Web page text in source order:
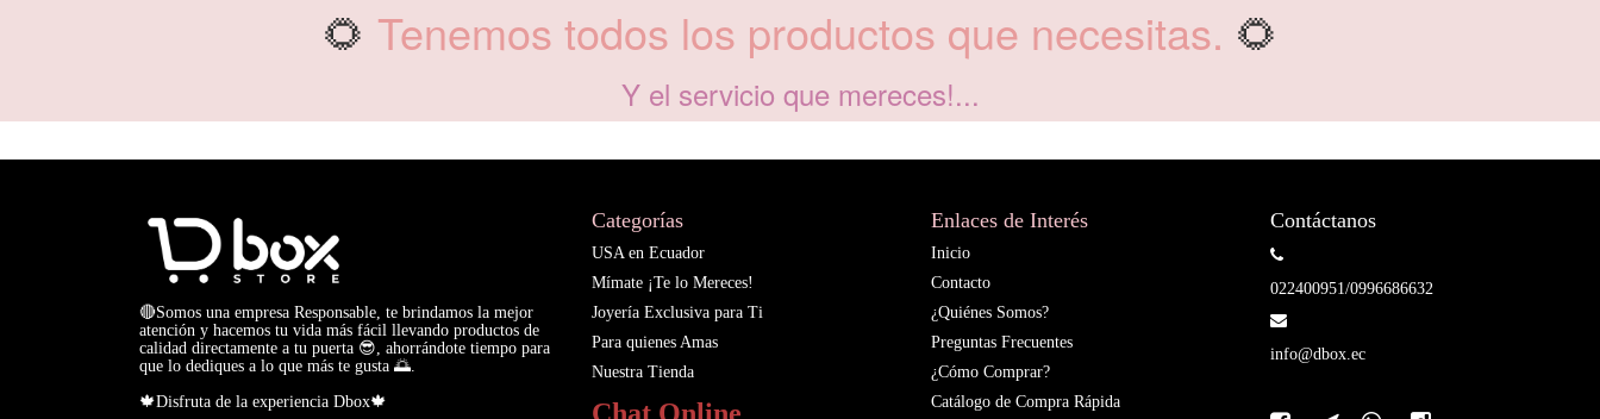
🌻 Tenemos todos los productos que necesitas. 🌻
Y el servicio que mereces!...
🔴Somos una empresa Responsable, te brindamos la mejor
atención y hacemos tu vida más fácil llevando productos de
calidad directamente a tu puerta 😎, ahorrándote tiempo para
que lo dediques a lo que más te gusta 🌅.
🍁Disfruta de la experiencia Dbox🍁
Categorías
USA en Ecuador
Mímate ¡Te lo Mereces!
Joyería Exclusiva para Ti
Para quienes Amas
Nuestra Tienda
Enlaces de Interés
Inicio
Contacto
¿Quiénes Somos?
Preguntas Frecuentes
¿Cómo Comprar?
Catálogo de Compra Rápida
Contáctanos
022400951/0996686632
info@dbox.ec